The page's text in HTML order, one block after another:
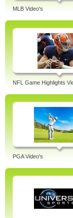
MLB Video's
NFL Game Highlights
PGA Video's